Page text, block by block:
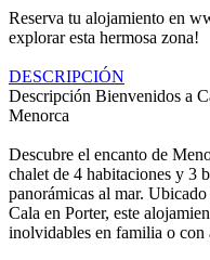
Reserva tu alojamiento en
explorar esta hermosa zona!
DESCRIPCIÓN
Descripción Bienvenidos a
Menorca
Descubre el encanto de
chalet de 4 habitaciones y 3
panorámicas al mar.
Cala en Porter, este
inolvidables en familia o con